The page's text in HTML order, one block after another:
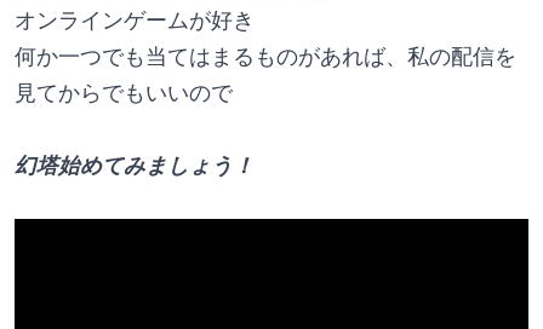
オンラインゲームが好き
何か一つでも当てはまるものがあれば、私の配信を
見てからでもいいので
幻塔始めてみましょう！